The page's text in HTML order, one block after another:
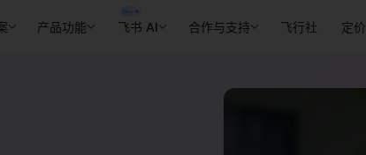
产品功能 飞书 AI 合作与支持 飞行社 定价